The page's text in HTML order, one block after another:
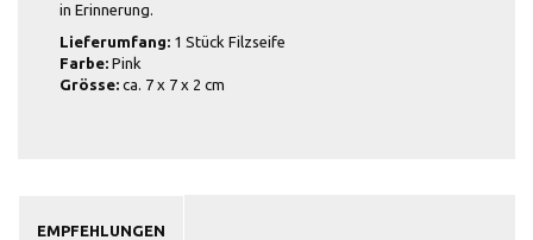
in Erinnerung.
Lieferumfang: 1 Stück Filzseife
Farbe: Pink
Grösse: ca. 7 x 7 x 2 cm
EMPFEHLUNGEN